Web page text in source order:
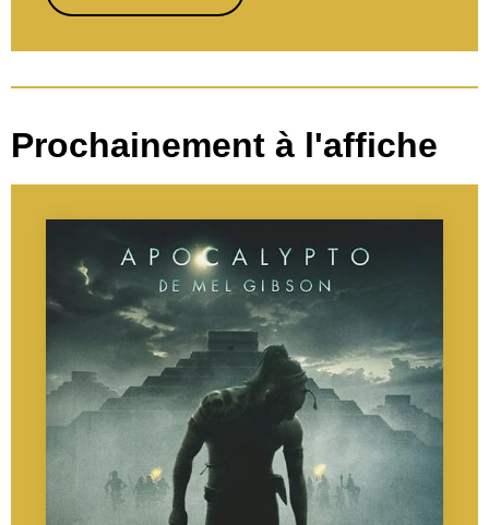
Prochainement à l'affiche